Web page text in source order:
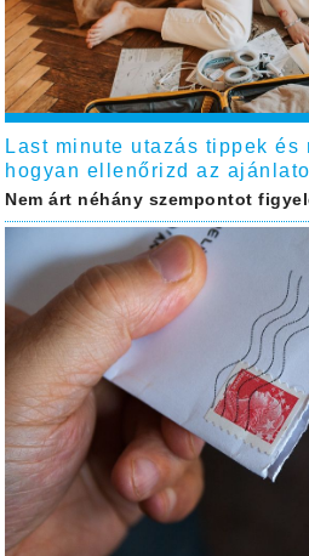
Last minute utazás tippek és
hogyan ellenőrizd az
Nem árt néhány szempontot